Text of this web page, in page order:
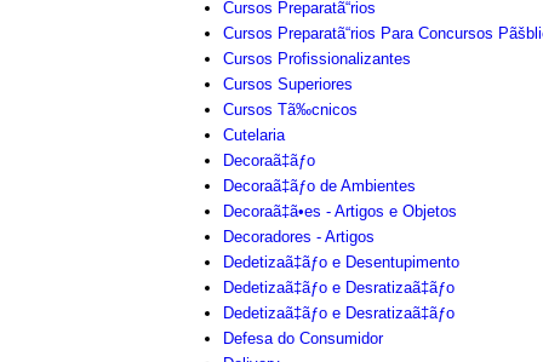
Cursos Preparatã“rios
Cursos Preparatã“rios Para Concursos
Cursos Profissionalizantes
Cursos Superiores
Cursos Tã‰cnicos
Cutelaria
Decoraã‡ãƒo
Decoraã‡ãƒo de Ambientes
Decoraã‡ã•es - Artigos e Objetos
Decoradores - Artigos
Dedetizaã‡ãƒo e Desentupimento
Dedetizaã‡ãƒo e Desratizaã‡ãƒo
Dedetizaã‡ãƒo e Desratizaã‡ãƒo
Defesa do Consumidor